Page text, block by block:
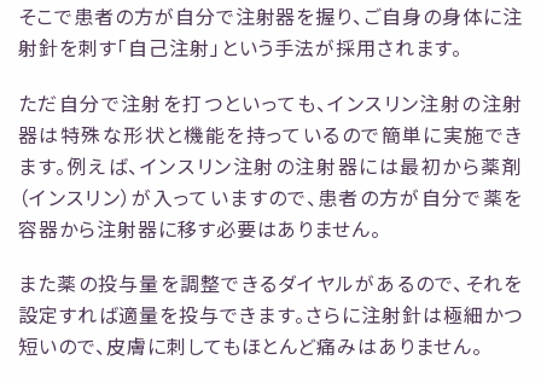
そこで患者の方が自分で注射器を握り、ご自身の身体に注
射針を刺す「自己注射」という手法が採用されます。
ただ自分で注射を打つといっても、インスリン注射の注射
器は特殊な形状と機能を持っているので簡単に実施でき
ます。例えば、インスリン注射の注射器には最初から薬剤
（インスリン）が入っていますので、患者の方が自分で薬を
容器から注射器に移す必要はありません。
また薬の投与量を調整できるダイヤルがあるので、それを
設定すれば適量を投与できます。さらに注射針は極細かつ
短いので、皮膚に刺してもほとんど痛みはありません。